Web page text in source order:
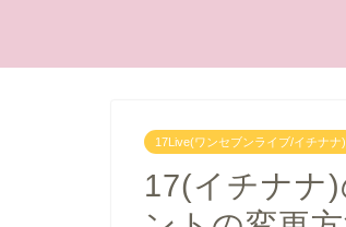
17Live(ワンセブンライブ/イチナナ)
17(イチナナ